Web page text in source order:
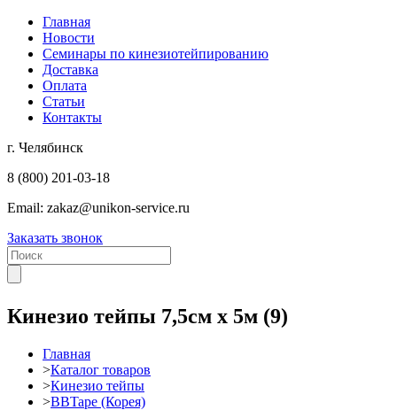
Главная
Новости
Семинары по кинезиотейпированию
Доставка
Оплата
Статьи
Контакты
г. Челябинск
8 (800) 201-03-18
Email: zakaz@unikon-service.ru
Заказать звонок
Кинезио тейпы 7,5см x 5м (9)
Главная
>Каталог товаров
>Кинезио тейпы
>BBTape (Корея)